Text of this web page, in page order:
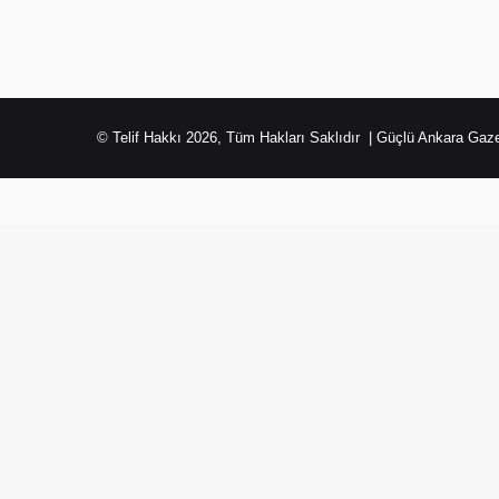
© Telif Hakkı 2026, Tüm Hakları Saklıdır | Güçlü Ankara